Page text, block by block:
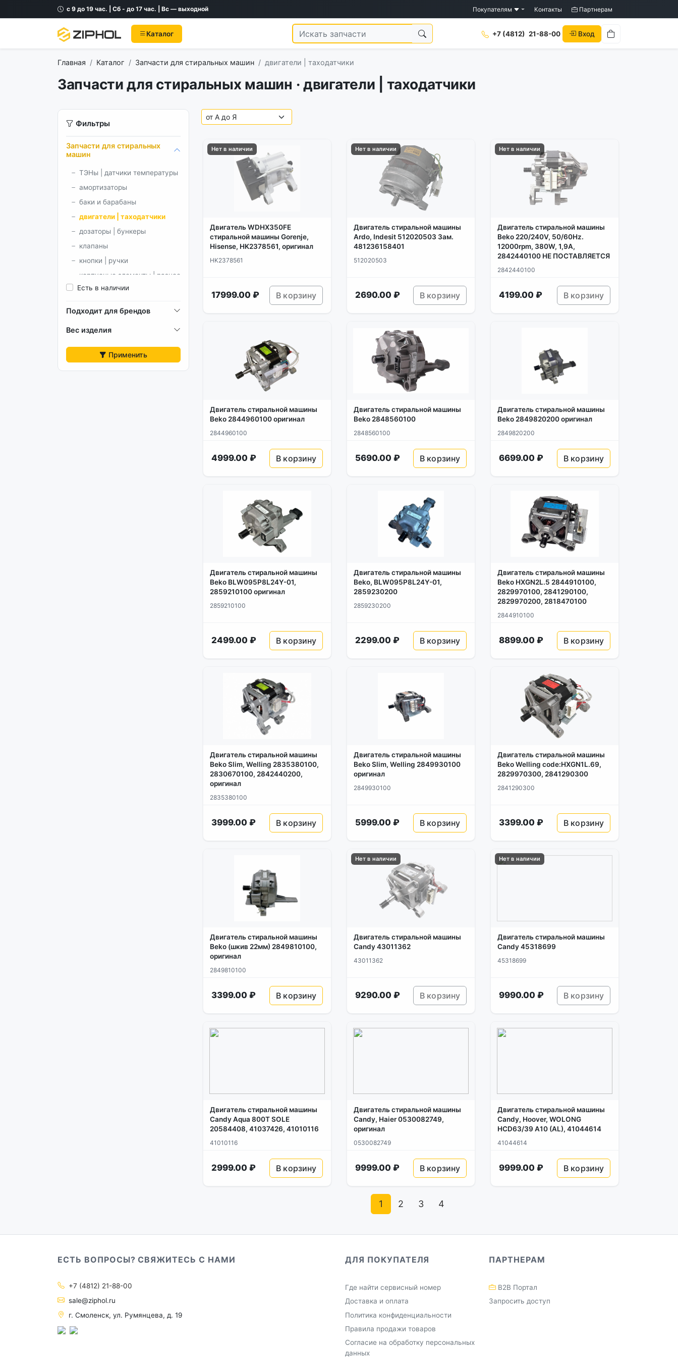
с 9 до 19 час. | Сб - до 17 час. | Вс — выходной Покупателям Контакты Партнерам
Каталог +7 (4812) 21-88-00 Вход
Главная Каталог Запчасти для стиральных машин двигатели | таходатчики
Запчасти для стиральных машин · двигатели | таходатчики
Фильтры
Запчасти для стиральных
машин
ТЭНы | датчики температуры
амортизаторы
баки и барабаны
двигатели | таходатчики
дозаторы | бункеры
клапаны
кнопки | ручки
корпусные элементы | разное
крестовины | шкивы |
люки | обрамления люка
манжеты люка | хомуты
Есть в наличии
Подходит для брендов
Вес изделия
Применить
Нет в наличии
Двигатель WDHX350FE
стиральной машины Gorenje,
Hisense, HK2378561, оригинал
HK2378561
17999.00 ₽ В корзину
Нет в наличии
Двигатель стиральной машины
Ardo, Indesit 512020503 Зам.
481236158401
512020503
2690.00 ₽ В корзину
Нет в наличии
Двигатель стиральной машины
Beko 220/240V, 50/60Hz.
12000rpm, 380W, 1,9A,
2842440100 НЕ ПОСТАВЛЯЕТСЯ
2842440100
4199.00 ₽ В корзину
Двигатель стиральной машины
Beko 2844960100 оригинал
2844960100
4999.00 ₽ В корзину
Двигатель стиральной машины
Beko 2848560100
2848560100
5690.00 ₽ В корзину
Двигатель стиральной машины
Beko 2849820200 оригинал
2849820200
6699.00 ₽ В корзину
Двигатель стиральной машины
Beko BLW095P8L24Y-01,
2859210100 оригинал
2859210100
2499.00 ₽ В корзину
Двигатель стиральной машины
Beko, BLW095P8L24Y-01,
2859230200
2859230200
2299.00 ₽ В корзину
Двигатель стиральной машины
Beko HXGN2L.5 2844910100,
2829970100, 2841290100,
2829970200, 2818470100
2844910100
8899.00 ₽ В корзину
Двигатель стиральной машины
Beko Slim, Welling 2835380100,
2830670100, 2842440200,
оригинал
2835380100
3999.00 ₽ В корзину
Двигатель стиральной машины
Beko Slim, Welling 2849930100
оригинал
2849930100
5999.00 ₽ В корзину
Двигатель стиральной машины
Beko Welling code:HXGN1L.69,
2829970300, 2841290300
2841290300
3399.00 ₽ В корзину
Двигатель стиральной машины
Beko (шкив 22мм) 2849810100,
оригинал
2849810100
3399.00 ₽ В корзину
Нет в наличии
Двигатель стиральной машины
Candy 43011362
43011362
9290.00 ₽ В корзину
Нет в наличии
Двигатель стиральной машины
Candy 45318699
45318699
9990.00 ₽ В корзину
Двигатель стиральной машины
Candy Aqua 800T SOLE
20584408, 41037426, 41010116
41010116
2999.00 ₽ В корзину
Двигатель стиральной машины
Candy, Haier 0530082749,
оригинал
0530082749
9999.00 ₽ В корзину
Двигатель стиральной машины
Candy, Hoover, WOLONG
HCD63/39 A10 (AL), 41044614
41044614
9999.00 ₽ В корзину
1 2 3 4
ЕСТЬ ВОПРОСЫ? СВЯЖИТЕСЬ С НАМИ
+7 (4812) 21-88-00
sale@ziphol.ru
г. Смоленск, ул. Румянцева, д. 19
ДЛЯ ПОКУПАТЕЛЯ
Где найти сервисный номер
Доставка и оплата
Политика конфиденциальности
Правила продажи товаров
Согласие на обработку персональных
данных
ПАРТНЕРАМ
B2B Портал
Запросить доступ